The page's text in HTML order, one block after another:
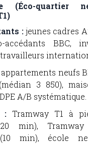
(Éco-quartier
:jeunes cadres
accédants BBC,
appartements neufs
3 850),
A/B systématique.
: Tramway T1 à
20 min),
min), école